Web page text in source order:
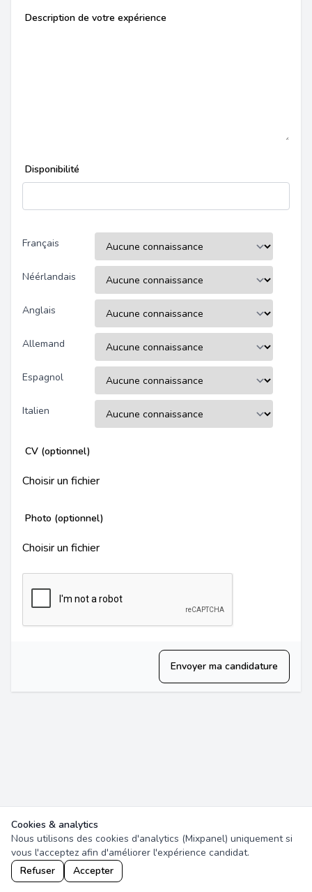
Description de votre expérience
Disponibilité
Français
Néérlandais
Anglais
Allemand
Espagnol
Italien
CV (optionnel)
Choisir un fichier
Photo (optionnel)
Choisir un fichier
Envoyer ma candidature
Cookies & analytics
Nous utilisons des cookies d'analytics (Mixpanel) uniquement si
vous l'acceptez afin d'améliorer l'expérience candidat.
Refuser
Accepter